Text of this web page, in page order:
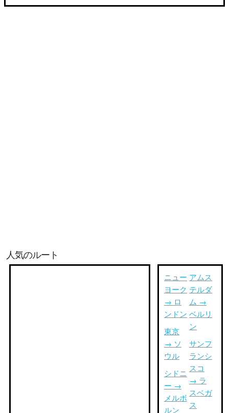
人気のルート
ニュー
ヨーク
→ ロ
ンドン
東京
→ ソ
ウル
シドニ
ー →
メルボ
ルン
アムス
テルダ
ム →
ベルリ
ン
サンフ
ランシ
スコ
→ ラ
スベガ
ス